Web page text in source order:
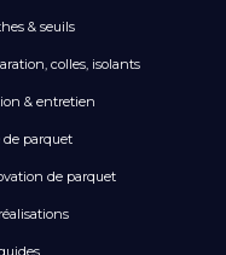
& seuils
colles, isolants
& entretien
de parquet
de parquet